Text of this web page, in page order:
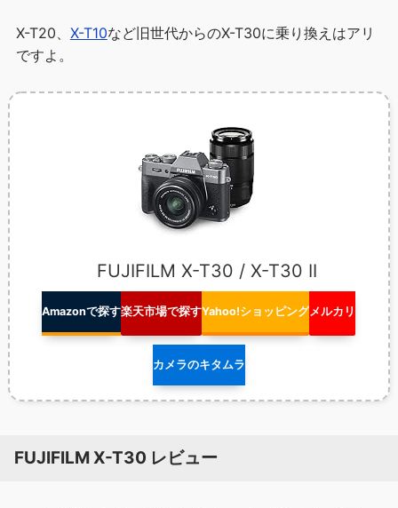
X-T20、 X-T10など旧世代からのX-T30に乗り換えはアリ
ですよ。
FUJIFILM X-T30 / X-T30 II
Amazonで探す楽天市場で探すYahoo!ショッピング メルカリ
カメラのキタムラ
FUJIFILM X-T30 レビュー